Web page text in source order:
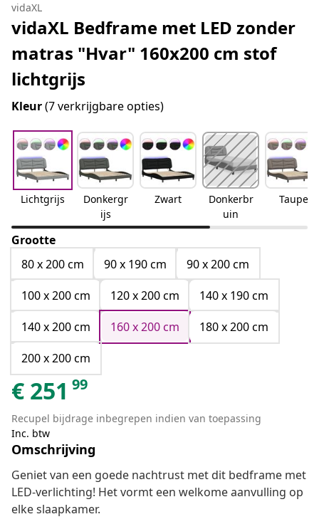
vidaXL
vidaXL Bedframe met LED zonder
matras "Hvar" 160x200 cm stof
lichtgrijs
Kleur(7 verkrijgbare opties)
Lichtgrijs
Donkergr
ijs
Zwart
Donkerbr
uin
Taupe
Grootte
80 x 200 cm
90 x 190 cm
90 x 200 cm
100 x 200 cm
120 x 200 cm
140 x 190 cm
140 x 200 cm
160 x 200 cm
180 x 200 cm
200 x 200 cm
€ 251 99
Recupel bijdrage inbegrepen indien van toepassing
Inc. btw
Omschrijving
Geniet van een goede nachtrust met dit bedframe met
LED-verlichting! Het vormt een welkome aanvulling op
elke slaapkamer.